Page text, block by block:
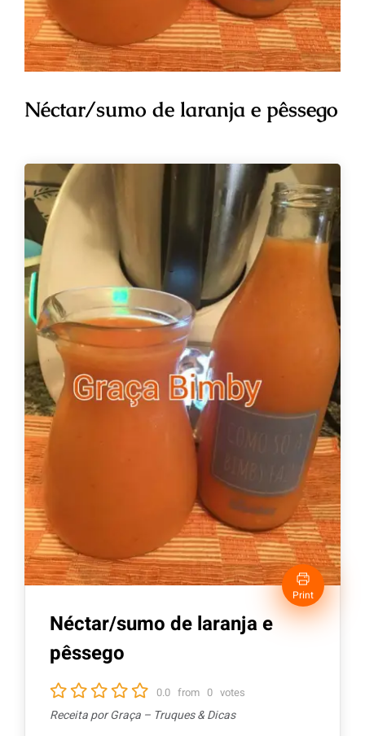
Néctar/sumo de laranja e pêssego
Print
Néctar/sumo de laranja e
pêssego
0.0 from 0 votes
Receita por Graça – Truques & Dicas